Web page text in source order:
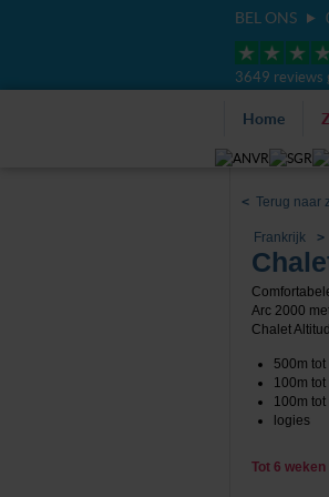
BEL ONS
3649 reviews
Home
<Terug naar
Frankrijk
Arc 2000
Chalet
500m tot
100m tot
100m tot
logies
Tot 6